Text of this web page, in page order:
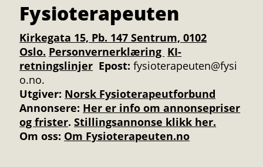
Fysioterapeuten
Kirkegata 15, Pb. 147 Sentrum, 0102
Oslo. Personvernerklæring KI-
retningslinjer Epost: fysioterapeuten@fysi
o.no.
Utgiver: Norsk Fysioterapeutforbund
Annonsere: Her er info om annonsepriser
og frister.Stillingsannonse klikk her.
Om oss: Om Fysioterapeuten.no